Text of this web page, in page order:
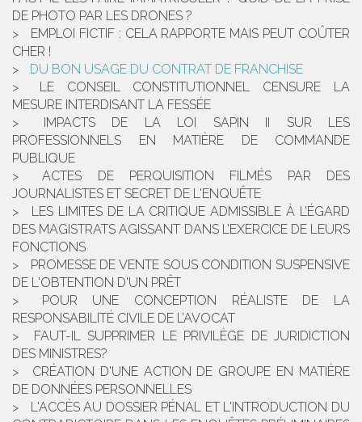
DE PHOTO PAR LES DRONES ?
EMPLOI FICTIF : CELA RAPPORTE MAIS PEUT COÛTER
CHER !
DU BON USAGE DU CONTRAT DE FRANCHISE
LE CONSEIL CONSTITUTIONNEL CENSURE LA
MESURE INTERDISANT LA FESSÉE
IMPACTS DE LA LOI SAPIN II SUR LES
PROFESSIONNELS EN MATIÈRE DE COMMANDE
PUBLIQUE
ACTES DE PERQUISITION FILMÉS PAR DES
JOURNALISTES ET SECRET DE L'ENQUÊTE
LES LIMITES DE LA CRITIQUE ADMISSIBLE À L’ÉGARD
DES MAGISTRATS AGISSANT DANS L’EXERCICE DE LEURS
FONCTIONS
PROMESSE DE VENTE SOUS CONDITION SUSPENSIVE
DE L'OBTENTION D'UN PRÊT
POUR UNE CONCEPTION RÉALISTE DE LA
RESPONSABILITÉ CIVILE DE L’AVOCAT
FAUT-IL SUPPRIMER LE PRIVILÈGE DE JURIDICTION
DES MINISTRES?
CRÉATION D'UNE ACTION DE GROUPE EN MATIÈRE
DE DONNÉES PERSONNELLES
L'ACCÈS AU DOSSIER PÉNAL ET L'INTRODUCTION DU